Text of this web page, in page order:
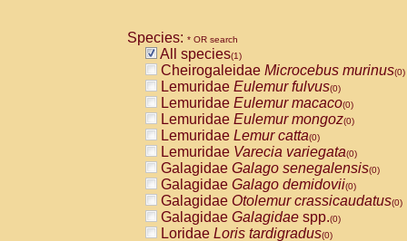
Species: * OR search
All species(1)
Cheirogaleidae Microcebus murinus(0)
Lemuridae Eulemur fulvus(0)
Lemuridae Eulemur macaco(0)
Lemuridae Eulemur mongoz(0)
Lemuridae Lemur catta(0)
Lemuridae Varecia variegata(0)
Galagidae Galago senegalensis(0)
Galagidae Galago demidovii(0)
Galagidae Otolemur crassicaudatus(0)
Galagidae Galagidae spp.(0)
Loridae Loris tardigradus(0)